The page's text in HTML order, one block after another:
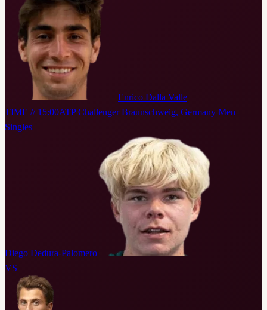
Enrico Dalla Valle
TIME // 15:00ATP Challenger Braunschweig, Germany Men
Singles
Diego Dedura-Palomero
VS